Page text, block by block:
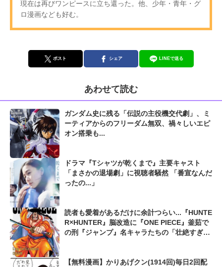
現在は再びワンピースに立ち還った。他、少年・青年・グ
ロ漫画なども好む。
ポスト シェア LINEで送る
あわせて読む
ガンダム史に残る「伝説の主役機交代劇」、ミ
ーティアからのフリーダム無双、禍々しいエピ
オン搭乗も...
ドラマ『Tシャツが乾くまで』主要キャスト
「まさかの退場劇」に視聴者騒然 「番宣なんだ
ったの...」
読者も愛着があるだけに余計つらい...『HUNTE
R×HUNTER』脳改造に『ONE PIECE』釜茹で
の刑『ジャンプ』名キャラたちの「壮絶すぎる
【無料漫画】かりあげクン(1914回)毎日2回配